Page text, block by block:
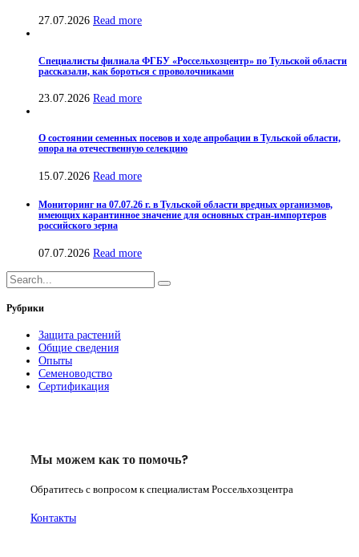
27.07.2026 Read more
Специалисты филиала ФГБУ «Россельхозцентр» по Тульской области
рассказали, как бороться с проволочниками
23.07.2026 Read more
О состоянии семенных посевов и ходе апробации в Тульской области,
опора на отечественную селекцию
15.07.2026 Read more
Мониторинг на 07.07.26 г. в Тульской области вредных организмов,
имеющих карантинное значение для основных стран-импортеров
российского зерна
07.07.2026 Read more
Рубрики
Защита растений
Общие сведения
Опыты
Семеноводство
Сертификация
Мы можем как то помочь?
Обратитесь с вопросом к специалистам Россельхозцентра
Контакты